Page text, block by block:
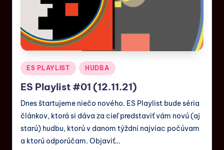
ES PLAYLIST HUDBA
ES Playlist #01 (12.11.21)
Dnes štartujeme niečo nového. ES Playlist bude séria
článkov, ktorá si dáva za cieľ predstaviť vám novú (aj
starú) hudbu, ktorú v danom týždni najviac počúvam
a ktorú odporúčam. Objaviť…